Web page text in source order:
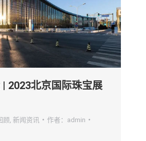
| 2023北京国际珠宝展
顾 新闻资讯 作者： admin